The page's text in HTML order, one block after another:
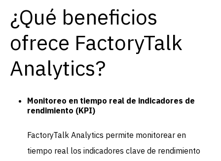
¿Qué beneficios
ofrece FactoryTalk
Analytics?
Monitoreo en tiempo real de indicadores de
rendimiento (KPI)
FactoryTalk Analytics permite monitorear en
tiempo real los indicadores clave de rendimiento